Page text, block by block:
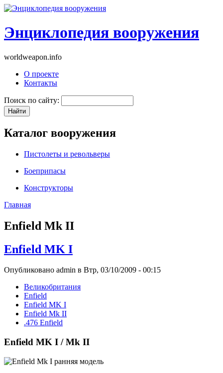
Энциклопедия вооружения
worldweapon.info
О проекте
Контакты
Поиск по сайту:
Каталог вооружения
Пистолеты и револьверы
Боеприпасы
Конструкторы
Главная
Enfield Mk II
Enfield MK I
Опубликовано admin в Втр, 03/10/2009 - 00:15
Великобритания
Enfield
Enfield MK I
Enfield Mk II
.476 Enfield
Enfield MK I / Mk II